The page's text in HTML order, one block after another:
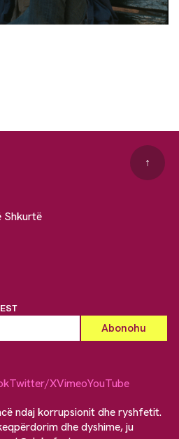
Shkurtë
↑
Twitter/XVimeoYouTube
ndaj korrupsionit dhe ryshfetit.
dhe dyshime, ju